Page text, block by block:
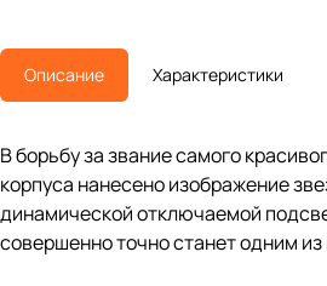
Описание Характеристики
В борьбу за звание самого
корпуса нанесено изображение
динамической отключаемой
совершенно точно станет одним